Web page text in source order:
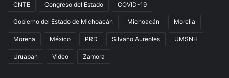
CNTE Congreso del Estado COVID-19
Gobierno del Estado de Michoacán Michoacán Morelia
Morena México PRD Silvano Aureoles UMSNH
Uruapan Video Zamora